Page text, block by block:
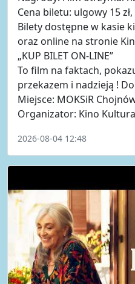
Cena biletu: ulgowy 15
Bilety dostępne w kasie
oraz online na stronie
„KUP BILET ON-LINE”
To film na faktach,
przekazem i nadzieją !
Miejsce: MOKSiR
Organizator: Kino Kultura
2026-08-04 12:48